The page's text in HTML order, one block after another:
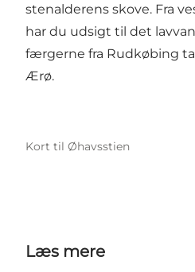
stenalderens skove. Fra
har du udsigt til det
færgerne fra Rudkøbing
Ærø.
Kort til Øhavsstien
Læs mere